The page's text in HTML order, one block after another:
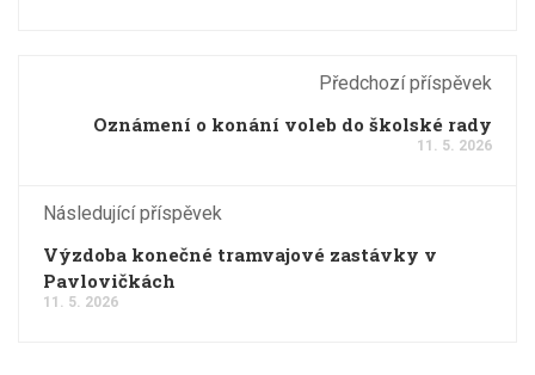
Předchozí příspěvek
Oznámení o konání voleb do školské rady
11. 5. 2026
Následující příspěvek
Výzdoba konečné tramvajové zastávky v
Pavlovičkách
11. 5. 2026